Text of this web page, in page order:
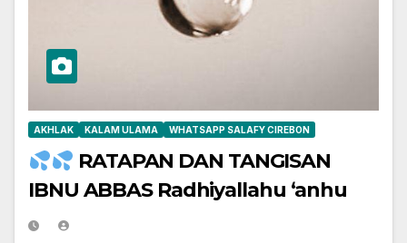
AKHLAK KALAM ULAMA WHATSAPP SALAFY CIREBON
RATAPAN DAN TANGISAN
IBNU ABBAS Radhiyallahu ‘anhu